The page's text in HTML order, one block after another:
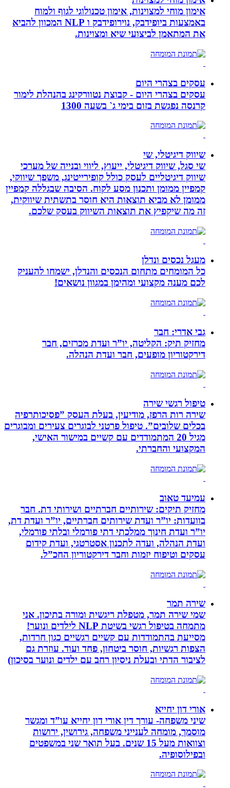
אימון מוחי למצוינות, אימון טכנולוגי לגוף ולמוח
באמצעות ביופידבק, נוירופידבק ו NLP המכוון להביא
את המתאמן לביצועי שיא ומצוינות.
עסקים בצהרי היום
עסקים בצהרי היום - קבוצת נטוורקינג בהנהלת לימור
קרנסה נפגשת בזום בימי ג` בשעה 1300
שיווק דיגיטלי, שי
שי סגל, שיווק דיגיטלי, ייעוץ, ליווי ובנייה של מערכי
שיווק דיגיטליים לעסק כולל קופירייטינג, משפך שיווקי,
קמפיין ממומן ותכנון מסע לקוח. הסיבה שבגללה קמפיין
ממומן לא מביא תוצאות היא חוסר בתשתית שיווקית,
זה מה שיקפיץ את תוצאות השיווק בעסק שלכם.
מעגל נכסים ונדלן
כל המומחים מתחום הנכסים והנדלן, ישמחו להעניק
לכם מענה מקצועי ומהימן במגוון נושאים!
גבי אדרי: חבר
מחזיק תיק: הקליטה, יו”ר ועדת מכרזים, חבר
דירקטוריון מופעים, חבר ועדת הנהלה.
טיפול רגשי שירה
שירה רות הרפז, מודיעין, בעלת העסק ”פסיכותרפיה
בכלים שלובים”. טיפול פרטני לבוגרים צעירים ומבוגרים
מגיל 20 המתמודדים עם קשיים במישור האישי,
המקצועי והחברתי.
עמיעד טאוב
מחזיק תיקים: שירותיים חברתיים ושירותי דת. חבר
בוועדות: יו”ר ועדת שירותים חברתיים, יו”ר ועדת דת,
יו”ר ועדת חינוך ממלכתי דתי פורמלי ובלתי פורמלי,
ועדת הנהלה, ועדה לתכנון אסטרטגי, ועדת קידום
עסקים וטיפוח יזמות וחבר דירקטוריון החכ”ל.
שירה תמר
שמי שירה תמר, מטפלת ריגשית ומורה בתיכון. אני
מתמחה בטיפול רגשי בשיטת NLP לילדים ונוער!
מסייעת בהתמודדות עם קשיים רגשיים כגון חרדות,
הצפות רגשיות, חוסר ביטחון, פחד ועוד. עוזרת גם
לציבור הדתי ובעלת ניסיון רחב עם ילדים ונוער בסיכון)
אורי דון יחייא
שיני משפחה- עורך דין אורי דון יחייא עו”ד ומגשר
מוסמך, מומחה לענייני משפחה, גירושין, ירושות
וצוואות מעל 15 שנים. בעל תואר שני במשפטים
ובפילוסופיה.